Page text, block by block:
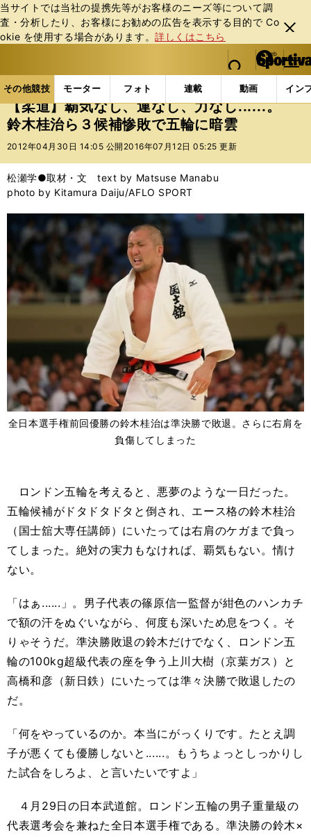
当サイトでは当社の提携先等がお客様のニーズ等について調
査・分析したり、お客様にお勧めの広告を表⽰する⽬的で Co
okie を使⽤する場合があります。詳しくはこちら
閉じ
る
web Sportiva (webスポルティーバ)
検索
マイペ
ー
ジ
メニュ
その他競技 モーター フォト 連載 動画 イン
ス
ポ
ル
バ
その他競技の記事一覧 格闘技 その他 【柔道】
【柔道】覇気なし、運なし、力なし......。
鈴木桂治ら３候補惨敗で五輪に暗雲
2012年04月30日 14:05 公開 2016年07月12日 05:25 更新
松瀬学●取材・文 text by Matsuse Manabu
photo by Kitamura Daiju/AFLO SPORT
全日本選手権前回優勝の鈴木桂治は準決勝で敗退。さらに右肩を
負傷してしまった
ロンドン五輪を考えると、悪夢のような一日だった。
五輪候補がドタドタドタと倒され、エース格の鈴木桂治
（国士舘大専任講師）にいたっては右肩のケガまで負っ
てしまった。絶対の実力もなければ、覇気もない。情け
ない。
「はぁ......」。男子代表の篠原信一監督が紺色のハンカチ
で額の汗をぬぐいながら、何度も深いため息をつく。そ
りゃそうだ。準決勝敗退の鈴木だけでなく、ロンドン五
輪の100kg超級代表の座を争う上川大樹（京葉ガス）と
高橋和彦（新日鉄）にいたっては準々決勝で敗退したの
だ。
「何をやっているのか。本当にがっくりです。たとえ調
子が悪くても優勝しないと......。もうちょっとしっかりし
た試合をしろよ、と言いたいですよ」
４月29日の日本武道館。ロンドン五輪の男子重量級の
代表選考会を兼ねた全日本選手権である。準決勝の鈴木×